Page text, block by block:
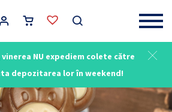
NU expediem colete către
depozitarea lor în weekend!